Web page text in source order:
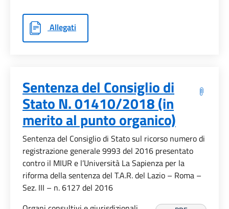
Allegati
Sentenza del Consiglio di
Stato N. 01410/2018 (in
merito al punto organico)
Sentenza del Consiglio di Stato sul ricorso numero di
registrazione generale 9993 del 2016 presentato
contro il MIUR e l’Università La Sapienza per la
riforma della sentenza del T.A.R. del Lazio – Roma –
Sez. III – n. 6127 del 2016